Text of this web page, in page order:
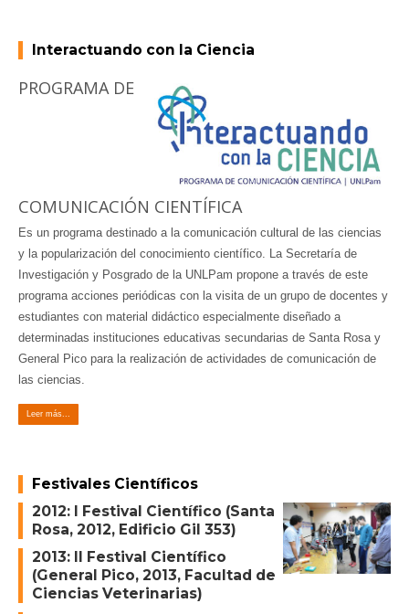
Interactuando con la Ciencia
PROGRAMA DE
COMUNICACIÓN CIENTÍFICA
Es un programa destinado a la comunicación cultural de las ciencias
y la popularización del conocimiento científico. La Secretaría de
Investigación y Posgrado de la UNLPam propone a través de este
programa acciones periódicas con la visita de un grupo de docentes y
estudiantes con material didáctico especialmente diseñado a
determinadas instituciones educativas secundarias de Santa Rosa y
General Pico para la realización de actividades de comunicación de
las ciencias.
Leer más...
Festivales Científicos
2012: I Festival Científico (Santa
Rosa, 2012, Edificio Gil 353)
2013: II Festival Científico
(General Pico, 2013, Facultad de
Ciencias Veterinarias)